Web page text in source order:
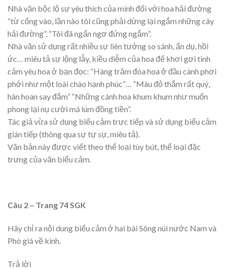
Nhà văn bộc lộ sự yêu thích của mình đối với hoa hải đường
“từ cổng vào, lần nào tôi cũng phải dừng lại ngắm những cây
hải đường”, “Tôi đã ngẩn ngơ đứng ngắm”.
Nhà văn sử dụng rất nhiều sự liên tưởng so sánh, ẩn dụ, hồi
ức… miêu tả sự lộng lẫy, kiều diễm của hoa để khơi gợi tình
cảm yêu hoa ở bạn đọc: “Hàng trăm đóa hoa ở đầu cành phơi
phới như một loài chào hạnh phúc”… “Màu đỏ thắm rất quý,
hân hoan say đắm” “Những cánh hoa khum khum như muốn
phong lại nụ cười má lúm đồng tiền”.
Tác giả vừa sử dụng biểu cảm trực tiếp và sử dụng biểu cảm
gián tiếp (thông qua sự tự sự, miêu tả).
Văn bản này được viết theo thể loại tùy bút, thể loại đặc
trưng của văn biểu cảm.
Câu 2 – Trang 74 SGK
Hãy chỉ ra nội dung biểu cảm ở hai bài Sông núi nước Nam và
Phò giá về kinh.
Trả lời